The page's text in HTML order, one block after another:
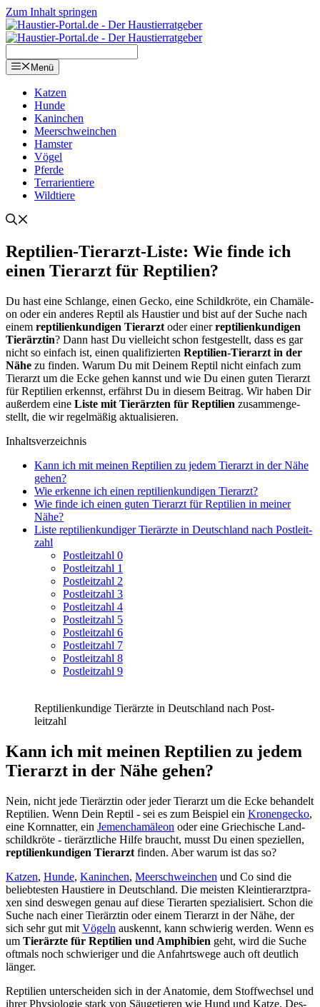
Zum Inhalt springen
Menü
Kat­zen
Hun­de
Kanin­chen
Meer­schwein­chen
Hams­ter
Vögel
Pfer­de
Ter­ra­ri­en­tie­re
Wild­tie­re
Rep­ti­li­en-Tier­arzt-Lis­te: Wie fin­de ich
einen Tier­arzt für Rep­ti­li­en?
Du hast eine Schlan­ge, einen Gecko, eine Schild­krö­te, ein Cha­mä­le­
on oder ein ande­res Rep­til als Haus­tier und bist auf der Suche nach
einem rep­ti­li­en­kun­di­gen Tier­arzt oder einerrep­ti­li­en­kun­di­gen
Tier­ärz­tin? Dann hast Du viel­leicht schon fest­ge­stellt, dass es gar
nicht so ein­fach ist, einen qua­li­fi­zier­ten Rep­ti­li­en-Tier­arzt in der
Nähe zu fin­den. War­um Du mit Dei­nem Rep­til nicht ein­fach zum
Tier­arzt um die Ecke gehen kannst und wie Du einen guten Tier­arzt
für Rep­ti­li­en erkennst, erfährst Du in die­sem Bei­trag. Wir haben Dir
außer­dem eine Lis­te mit Tier­ärz­ten für Rep­ti­li­en zusam­men­ge­
stellt, die wir regel­mä­ßig aktua­li­sie­ren.
Inhalts­ver­zeich­nis
Kann ich mit mei­nen Rep­ti­li­en zu jedem Tier­arzt in der Nähe
gehen?
Wie erken­ne ich einen rep­ti­li­en­kun­di­gen Tier­arzt?
Wie fin­de ich einen guten Tier­arzt für Rep­ti­li­en in mei­ner
Nähe?
Lis­te rep­ti­li­en­kun­di­ger Tier­ärz­te in Deutsch­land nach Post­leit­
zahl
Post­leit­zahl 0
Post­leit­zahl 1
Post­leit­zahl 2
Post­leit­zahl 3
Post­leit­zahl 4
Post­leit­zahl 5
Post­leit­zahl 6
Post­leit­zahl 7
Post­leit­zahl 8
Post­leit­zahl 9
Rep­ti­li­en­kun­di­ge Tier­ärz­te in Deutsch­land nach Post­
leit­zahl
Kann ich mit mei­nen Rep­ti­li­en zu jedem
Tier­arzt in der Nähe gehen?
Nein, nicht jede Tier­ärz­tin oder jeder Tier­arzt um die Ecke behan­delt
Rep­ti­li­en. Wenn Dein Rep­til - sei es zum Bei­spiel ein Kro­nen­ge­cko,
eine Korn­nat­ter, ein Jemen­cha­mä­le­on oder eine Grie­chi­sche Land­
schild­krö­te - tier­ärzt­li­che Hil­fe braucht, musst Du einen spe­zi­el­len,
rep­ti­li­en­kun­di­gen Tier­arzt fin­den. Aber war­um ist das so?
Kat­zen, Hun­de, Kanin­chen, Meer­schwein­chen und Co sind die
belieb­tes­ten Haus­tie­re in Deutsch­land. Die meis­ten Klein­tier­arzt­pra­
xen sind des­we­gen genau auf die­se Tier­ar­ten spe­zia­li­siert. Schon die
Suche nach einer Tier­ärz­tin oder einem Tier­arzt in der Nähe, der
sich sehr gut mit Vögeln aus­kennt, kann schwie­rig wer­den. Wenn es
um Tier­ärz­te für Rep­ti­li­en und Amphi­bi­en geht, wird die Suche
oft­mals noch schwie­ri­ger und die Anfahrts­we­ge auch oft deut­lich
län­ger.
Rep­ti­li­en unter­schei­den sich in der Ana­to­mie, dem Stoff­wech­sel und
ihrer Phy­sio­lo­gie stark von Säu­ge­tie­ren wie Hund und Kat­ze. Des­